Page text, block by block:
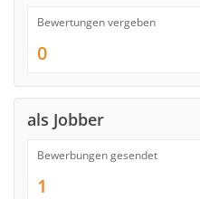
Bewertungen vergeben
0
als Jobber
Bewerbungen gesendet
1